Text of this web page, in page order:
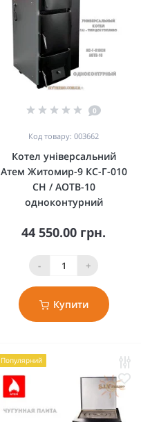
0
Код товару: 003662
Котел універсальний
Атем Житомир-9 КС-Г-010
СН / АОТВ-10
одноконтурний
44 550.00 грн.
- +
Купити
Популярний